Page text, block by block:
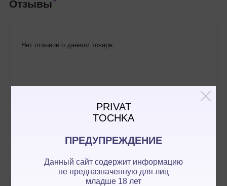
PRIVAT
TOCHKA
ПРЕДУПРЕЖДЕНИЕ
Данный сайт содержит информацию
не предназначенную для лиц
младше 18 лет
Отзывы
Нет отзывов о данном товаре.